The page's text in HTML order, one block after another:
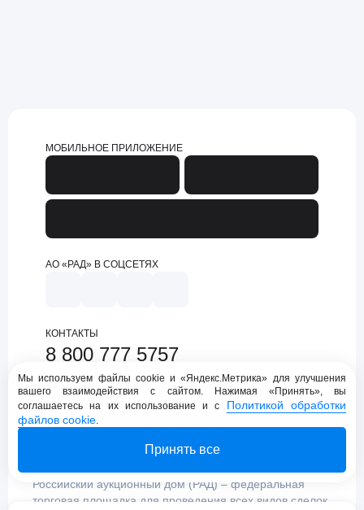
МОБИЛЬНОЕ ПРИЛОЖЕНИЕ
АО «РАД» В СОЦСЕТЯХ
КОНТАКТЫ
8 800 777 5757
support@lot-online.ru
Техническая поддержка
Российский аукционный дом (РАД) – федеральная
торговая площадка для проведения всех видов сделок
Мы используем файлы cookie и «Яндекс.Метрика» для улучшения
вашего взаимодействия с сайтом. Нажимая «Принять», вы
соглашаетесь на их использование и с Политикой обработки
файлов cookie.
Принять все